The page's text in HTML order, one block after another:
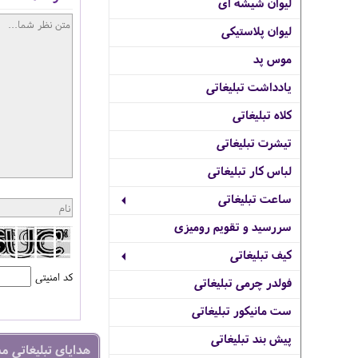
لیوان پلاستیکی
موس پد
یادداشت تبلیغاتی
کلاه تبلیغاتی
تیشرت تبلیغاتی
لباس کار تبلیغاتی
ساعت تبلیغاتی
سررسید و تقویم رومیزی
کیف تبلیغاتی
فولدر چرمی تبلیغاتی
ست مانیکور تبلیغاتی
پیش بند تبلیغاتی
کد امنیتی
هدایای تبلیغاتی